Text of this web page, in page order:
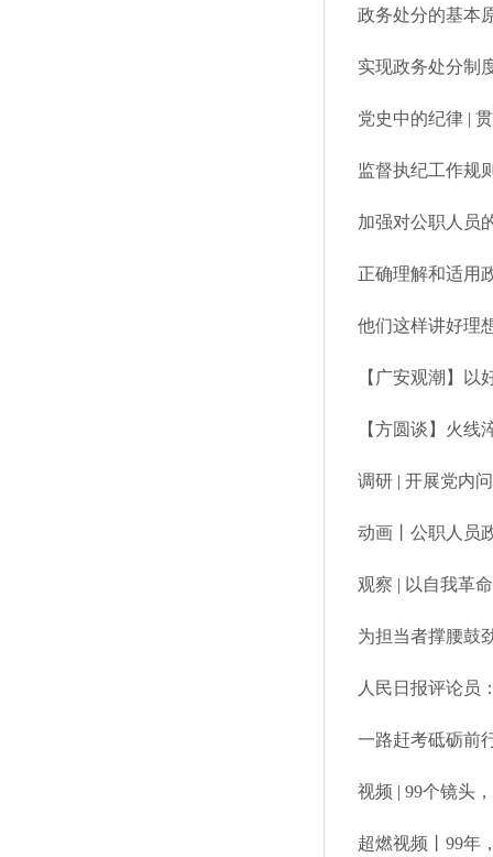
政务处分的基本
实现政务处分制
党史中的纪律 |
监督执纪工作规
加强对公职人员
正确理解和适用
他们这样讲好理
【广安观潮】以
【方圆谈】火线
调研 | 开展党内
动画丨公职人员
观察 | 以自我革
为担当者撑腰鼓
人民日报评论员
一路赶考砥砺前
视频 | 99个镜头
超燃视频丨99年